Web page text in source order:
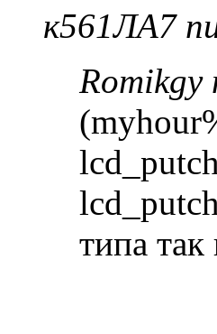
к561ЛА7
Romikgy
типа так